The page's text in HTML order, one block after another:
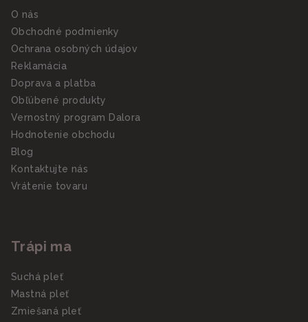
O nás
Obchodné podmienky
Ochrana osobných údajov
Reklamácia
Doprava a platba
Obľúbené produkty
Vernostný program Dalora
Hodnotenie obchodu
Blog
Kontaktujte nás
Vrátenie tovaru
Trápi ma
Suchá pleť
Mastná pleť
Zmiešaná pleť